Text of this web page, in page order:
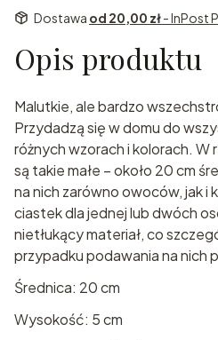
Dostawa od 20,00 zł- InPost
Opis produktu
Malutkie, ale bardzo
Przydadzą się w domu do
różnych wzorach i kolorach.
są takie małe – około 20 cm
na nich zarówno owoców, jak i
ciastek dla jednej lub dwóch
nietłukący materiał, co
przypadku podawania na nich
Średnica: 20 cm
Wysokość: 5 cm